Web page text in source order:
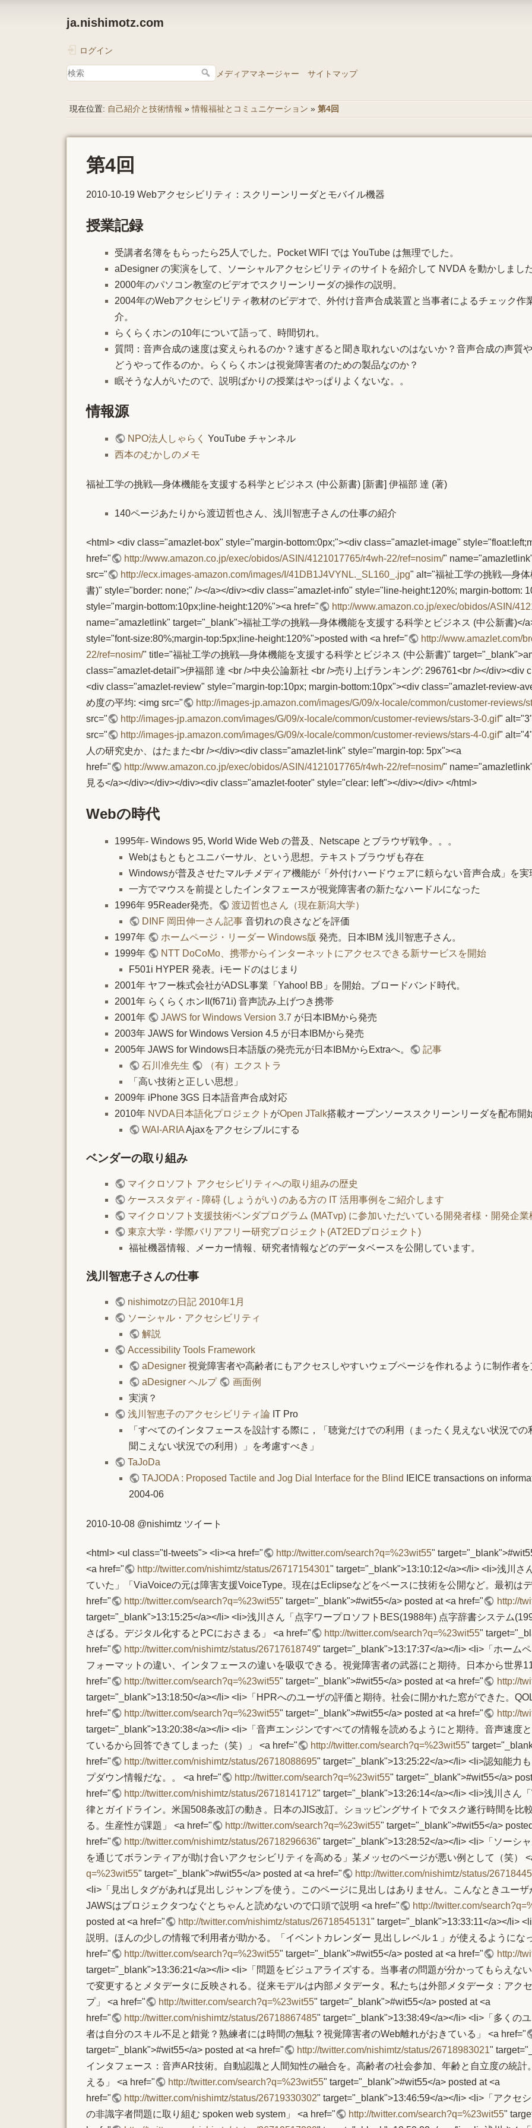
ja.nishimotz.com
ログイン
メディアマネージャー サイトマップ
現在位置: 自己紹介と技術情報 »情報福祉とコミュニケーション » 第4回
第4回
2010-10-19 Webアクセシビリティ：スクリーンリーダとモバイル機器
授業記録
受講者名簿をもらったら25人でした。Pocket WIFI では YouTube は無理でした。
aDesigner の実演をして、ソーシャルアクセシビリティのサイトを紹介して NVDA を動かしまし
2000年のパソコン教室のビデオでスクリーンリーダの操作の説明。
2004年のWebアクセシビリティ教材のビデオで、外付け音声合成装置と当事者によるチェック作
介。
らくらくホンの10年について語って、時間切れ。
質問：音声合成の速度は変えられるのか？速すぎると聞き取れないのはないか？音声合成の声質
どうやって作るのか。らくらくホンは視覚障害者のための製品なのか？
眠そうな人がいたので、説明ばかりの授業はやっぱりよくないな。。
情報源
NPO法人しゃらく YouTube チャンネル
西本のむかしのメモ
福祉工学の挑戦―身体機能を支援する科学とビジネス (中公新書) [新書] 伊福部 達 (著)
140ページあたりから渡辺哲也さん、浅川智恵子さんの仕事の紹介
<html> <div class="amazlet-box" style="margin-bottom:0px;"><div class="amazlet-image"
href="
http://www.amazon.co.jp/exec/obidos/ASIN/4121017765/r4wh-22/ref=nosim/"
src="
http://ecx.images-amazon.com/images/I/41DB1J4VYNL._SL160_.jpg" alt="福祉工学の挑戦―身
書)" style="border: none;" /></a></div><div class="amazlet-info" style="line-height:120%; margin-bottom:
style="margin-bottom:10px;line-height:120%"><a href="
http://www.amazon.co.jp/exec/obidos/ASIN/
name="amazletlink" target="_blank">福祉工学の挑戦―身体機能を支援する科学とビジネス (中公新書)</
style="font-size:80%;margin-top:5px;line-height:120%">posted with <a href="
http://www.amazlet.com/
22/ref=nosim/" title="福祉工学の挑戦―身体機能を支援する科学とビジネス (中公新書)"
class="amazlet-detail">伊福部 達 <br />中央公論新社 <br />売り上げランキング: 296761<br /></div><div
<div class="amazlet-review" style="margin-top:10px; margin-bottom:10px"><div class="amazlet-review-
め度の平均: <img src="
http://images-jp.amazon.com/images/G/09/x-locale/common/customer-reviews/
src="
http://images-jp.amazon.com/images/G/09/x-locale/common/customer-reviews/stars-3-0.gif"
src="
http://images-jp.amazon.com/images/G/09/x-locale/common/customer-reviews/stars-4-0.gif"
人の研究史か、はたまた<br /></div><div class="amazlet-link" style="margin-top: 5px"><a
href="
http://www.amazon.co.jp/exec/obidos/ASIN/4121017765/r4wh-22/ref=nosim/"
見る</a></div></div></div><div class="amazlet-footer" style="clear: left"></div></div> </html>
Webの時代
1995年- Windows 95, World Wide Web の普及、Netscape とブラウザ戦争。。。
Webはもともとユニバーサル、という思想。テキストブラウザも存在
Windowsが普及させたマルチメディア機能が「外付けハードウェアに頼らない音声合成」を実
一方でマウスを前提としたインタフェースが視覚障害者の新たなハードルになった
1996年 95Reader発売。
渡辺哲也さん（現在新潟大学）
DINF 岡田伸一さん記事 音切れの良さなどを評価
1997年
ホームページ・リーダー Windows版 発売。日本IBM 浅川智恵子さん。
1999年
NTT DoCoMo、携帯からインターネットにアクセスできる新サービスを開始
F501i HYPER 発表。iモードのはじまり
2001年 ヤフー株式会社がADSL事業「Yahoo! BB」を開始。ブロードバンド時代。
2001年 らくらくホンII(f671i) 音声読み上げつき携帯
2001年
JAWS for Windows Version 3.7 が日本IBMから発売
2003年 JAWS for Windows Version 4.5 が日本IBMから発売
2005年 JAWS for Windows日本語版の発売元が日本IBMからExtraへ。
記事
石川准先生
（有）エクストラ
「高い技術と正しい思想」
2009年 iPhone 3GS 日本語音声合成対応
2010年 NVDA日本語化プロジェクト がOpen JTalk搭載オープンソーススクリーンリーダを配布開
WAI-ARIAAjaxをアクセシブルにする
ベンダーの取り組み
マイクロソフト アクセシビリティへの取り組みの歴史
ケーススタディ - 障碍 (しょうがい) のある方の IT 活用事例をご紹介します
マイクロソフト支援技術ベンダプログラム (MATvp) に参加いただいている開発者様・開発企業
東京大学・学際バリアフリー研究プロジェクト(AT2EDプロジェクト)
福祉機器情報、メーカー情報、研究者情報などのデータベースを公開しています。
浅川智恵子さんの仕事
nishimotzの日記 2010年1月
ソーシャル・アクセシビリティ
解説
Accessibility Tools Framework
aDesigner 視覚障害者や高齢者にもアクセスしやすいウェブページを作れるように制作者
aDesigner ヘルプ
画面例
実演？
浅川智恵子のアクセシビリティ論 IT Pro
「すべてのインタフェースを設計する際に，「聴覚だけでの利用（まったく見えない状況で
聞こえない状況での利用）」を考慮すべき」
TaJoDa
TAJODA : Proposed Tactile and Jog Dial Interface for the Blind
IEICE transactions on
2004-06
2010-10-08 @nishimtz ツイート
<html> <ul class="tl-tweets"> <li><a href=" http://twitter.com/search?q=%23wit55"
<a href="
http://twitter.com/nishimtz/status/26717154301" target="_blank">13:10:12</a></li> <li>浅川
ていた」「ViaVoiceの元は障害支援VoiceType。現在はEclipseなどをベースに技術を公開など。最初は
href="
http://twitter.com/search?q=%23wit55" target="_blank">#wit55</a> posted at <a href="
http://
target="_blank">13:15:25</a></li> <li>浅川さん「点字ワープロソフトBES(1988年) 点字辞書システム
さばる。デジタル化するとPCにおさまる」 <a href="
http://twitter.com/search?q=%23wit55"
href="
http://twitter.com/nishimtz/status/26717618749" target="_blank">13:17:37</a></li> <li>「ホーム
フォーマットの違い、インタフェースの違いを吸収できる。視覚障害者の武器にと期待。日本から世界
href="
http://twitter.com/search?q=%23wit55" target="_blank">#wit55</a> posted at <a href="
http://
target="_blank">13:18:50</a></li> <li>「HPRへのユーザの評価と期待。社会に開かれた窓ができた。
href="
http://twitter.com/search?q=%23wit55" target="_blank">#wit55</a> posted at <a href="
http://
target="_blank">13:20:38</a></li> <li>「音声エンジンですべての情報を読めるようにと期待。音声速度
ているから回答できてしまった（笑）」 <a href="
http://twitter.com/search?q=%23wit55"
href="
http://twitter.com/nishimtz/status/26718088695" target="_blank">13:25:22</a></li> <li>認知能力
プダウン情報だな。。 <a href="
http://twitter.com/search?q=%23wit55" target="_blank">#wit55</a>
href="
http://twitter.com/nishimtz/status/26718141712" target="_blank">13:26:14</a></li> <li>浅川さん
律とガイドライン。米国508条改訂の動き。日本のJIS改訂。ショッピングサイトでタスク遂行時間を比
る。生産性が課題」 <a href="
http://twitter.com/search?q=%23wit55" target="_blank">#wit55</a>
href="
http://twitter.com/nishimtz/status/26718296636" target="_blank">13:28:52</a></li> <li>「ソーシ
を通じてボランティアが助け合いアクセシビリティを高める」某メッセのページが悪い例として（笑）
q=%23wit55" target="_blank">#wit55</a> posted at <a href="
http://twitter.com/nishimtz/status/
<li>「見出しタグがあれば見出しジャンプを使う。このページに見出しはありません。こんなときユー
JAWSはプロジェクタつなぐとちゃんと読めないので口頭で説明 <a href="
http://twitter.com/
posted at <a href="
http://twitter.com/nishimtz/status/26718545131" target="_blank">13:33:11</a></li>
説明。ほんの少しの情報で利用者が助かる。「イベントカレンダー 見出しレベル１」が使えるようにな
href="
http://twitter.com/search?q=%23wit55" target="_blank">#wit55</a> posted at <a href="
http://
target="_blank">13:36:21</a></li> <li>「問題をビジュアライズする。当事者の問題が分かってもらえな
で変更するとメタデータに反映される。従来モデルは内部メタデータ。私たちは外部メタデータ：アク
プ」 <a href="
http://twitter.com/search?q=%23wit55" target="_blank">#wit55</a> posted at <a
href="
http://twitter.com/nishimtz/status/26718867485" target="_blank">13:38:49</a></li> <li>「多くの
者は自分のスキル不足と錯覚？熟練者には時間の無駄？視覚障害者のWeb離れがおきている」 <a href="
target="_blank">#wit55</a> posted at <a href="
http://twitter.com/nishimtz/status/26718983021"
インタフェース：音声AR技術。自動認識と人間知性の融合を。高齢者の社会参加、年齢と自立度の統
える」 <a href="
http://twitter.com/search?q=%23wit55" target="_blank">#wit55</a> posted at <a
href="
http://twitter.com/nishimtz/status/26719330302" target="_blank">13:46:59</a></li> <li>「アクセ
の非識字者問題に取り組む spoken web system」 <a href="
http://twitter.com/search?q=%23wit55"